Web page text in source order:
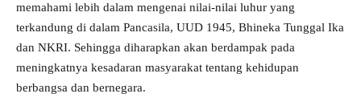
memahami lebih dalam mengenai nilai-nilai luhur yang
terkandung di dalam Pancasila, UUD 1945, Bhineka Tunggal Ika
dan NKRI. Sehingga diharapkan akan berdampak pada
meningkatnya kesadaran masyarakat tentang kehidupan
berbangsa dan bernegara.